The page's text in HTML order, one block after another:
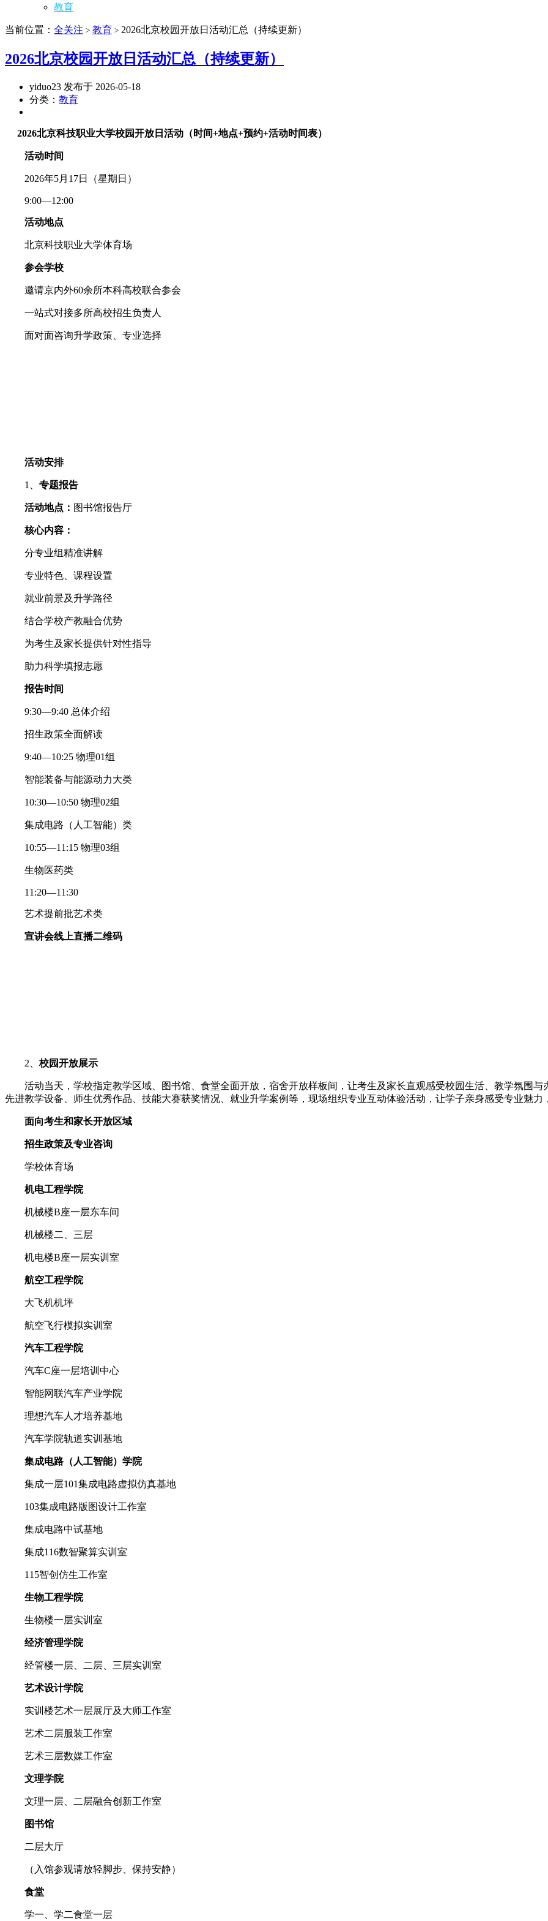
教育
当前位置： 全关注 > 教育 > 2026北京校园开放日活动汇总（持续更新）
2026北京校园开放日活动汇总（持续更新）
yiduo23 发布于 2026-05-18
分类： 教育
2026北京科技职业大学校园开放日活动（时间+地点+预约+活动时间表）
活动时间
2026年5月17日（星期日）
9:00—12:00
活动地点
北京科技职业大学体育场
参会学校
邀请京内外60余所本科高校联合参会
一站式对接多所高校招生负责人
面对面咨询升学政策、专业选择
活动安排
1、 专题报告
活动地点： 图书馆报告厅
核心内容：
分专业组精准讲解
专业特色、课程设置
就业前景及升学路径
结合学校产教融合优势
为考生及家长提供针对性指导
助力科学填报志愿
报告时间
9:30—9:40 总体介绍
招生政策全面解读
9:40—10:25 物理01组
智能装备与能源动力大类
10:30—10:50 物理02组
集成电路（人工智能）类
10:55—11:15 物理03组
生物医药类
11:20—11:30
艺术提前批艺术类
宣讲会线上直播二维码
2、 校园开放展示
活动当天，学校指定教学区域、图书馆、食堂全面开放，宿舍开放样板间，让考生及家长直观感受校园生活、教学氛围与
先进教学设备、师生优秀作品、技能大赛获奖情况、就业升学案例等，现场组织专业互动体验活动，让学子亲身感受专业魅力
面向考生和家长开放区域
招生政策及专业咨询
学校体育场
机电工程学院
机械楼B座一层东车间
机械楼二、三层
机电楼B座一层实训室
航空工程学院
大飞机机坪
航空飞行模拟实训室
汽车工程学院
汽车C座一层培训中心
智能网联汽车产业学院
理想汽车人才培养基地
汽车学院轨道实训基地
集成电路（人工智能）学院
集成一层101集成电路虚拟仿真基地
103集成电路版图设计工作室
集成电路中试基地
集成116数智聚算实训室
115智创仿生工作室
生物工程学院
生物楼一层实训室
经济管理学院
经管楼一层、二层、三层实训室
艺术设计学院
实训楼艺术一层展厅及大师工作室
艺术二层服装工作室
艺术三层数媒工作室
文理学院
文理一层、二层融合创新工作室
图书馆
二层大厅
（入馆参观请放轻脚步、保持安静）
食堂
学一、学二食堂一层